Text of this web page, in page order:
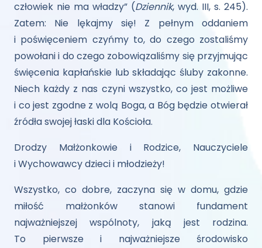
człowiek nie ma władzy” (Dziennik, wyd. III, s. 245).
Zatem: Nie lękajmy się! Z pełnym oddaniem
i poświęceniem czyńmy to, do czego zostaliśmy
powołani i do czego zobowiązaliśmy się przyjmując
święcenia kapłańskie lub składając śluby zakonne.
Niech każdy z nas czyni wszystko, co jest możliwe
i co jest zgodne z wolą Boga, a Bóg będzie otwierał
źródła swojej łaski dla Kościoła.
Drodzy Małżonkowie i Rodzice, Nauczyciele
i Wychowawcy dzieci i młodzieży!
Wszystko, co dobre, zaczyna się w domu, gdzie
miłość małżonków stanowi fundament
najważniejszej wspólnoty, jaką jest rodzina.
To pierwsze i najważniejsze środowisko